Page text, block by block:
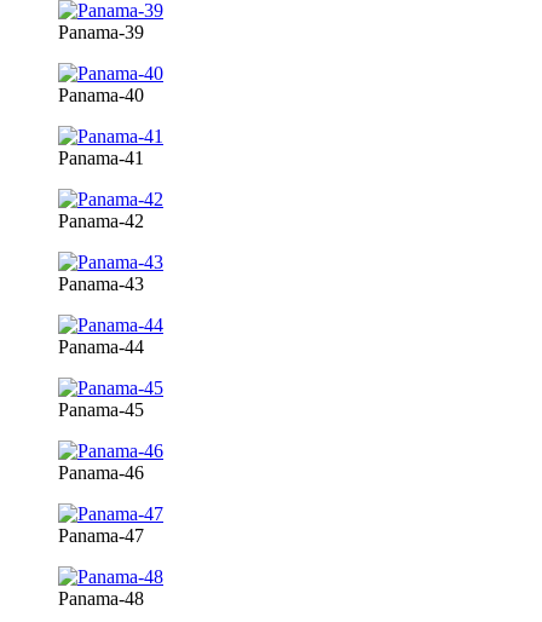
Panama-39
Panama-40
Panama-41
Panama-42
Panama-43
Panama-44
Panama-45
Panama-46
Panama-47
Panama-48